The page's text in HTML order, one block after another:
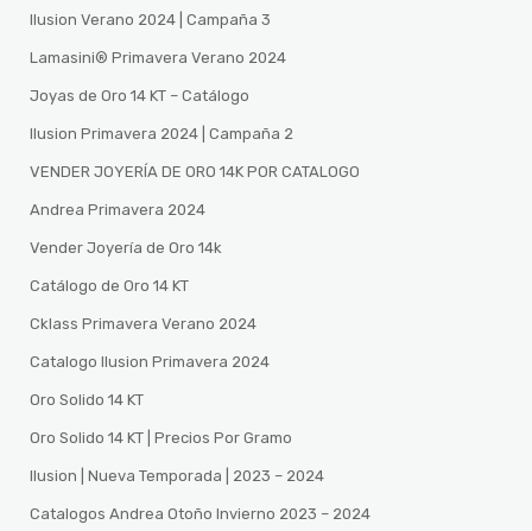
Ilusion Verano 2024 | Campaña 3
Lamasini®️ Primavera Verano 2024
Joyas de Oro 14 KT – Catálogo
Ilusion Primavera 2024 | Campaña 2
VENDER JOYERÍA DE ORO 14K POR CATALOGO
Andrea Primavera 2024
Vender Joyería de Oro 14k
Catálogo de Oro 14 KT
Cklass Primavera Verano 2024
Catalogo Ilusion Primavera 2024
Oro Solido 14 KT
Oro Solido 14 KT | Precios Por Gramo
Ilusion | Nueva Temporada | 2023 – 2024
Catalogos Andrea Otoño Invierno 2023 – 2024